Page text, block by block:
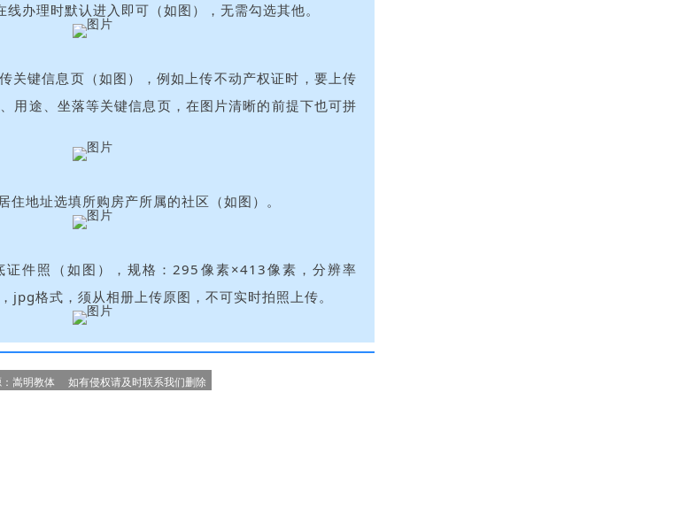
线办理时默认进入即可（如图），无需勾选其他。
关键信息页（如图），例如上传不动产权证时，要上传
用途、坐落等关键信息页，在图片清晰的前提下也可拼
住地址选填所购房产所属的社区（如图）。
证件照（如图），规格：295像素×413像素，分辨率
格式，须从相册上传原图，不可实时拍照上传。
嵩明教体     如有侵权请及时联系我们删除